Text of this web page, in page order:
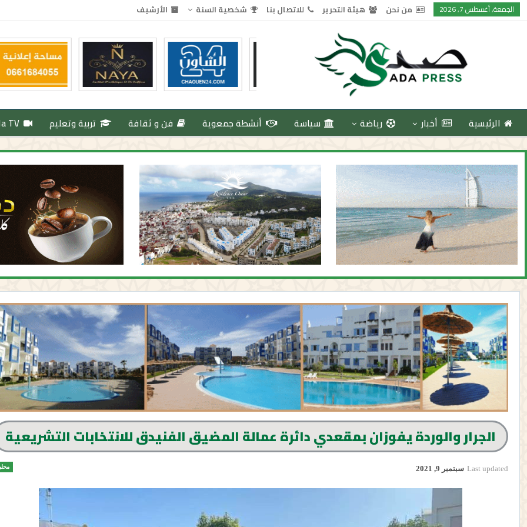
الجمعة, أغسطس 7, 2026 من نحن هيئة التحرير للاتصال بنا شخصية السنة الأرشيف
الرئيسية أخبار رياضة سياسة أنشطة جمعوية فن و ثقافة تربية وتعليم TV
الجرار والوردة يفوزان بمقعدي دائرة عمالة المضيق الفنيدق للانتخابات التشريعية
Last updated سبتمبر 9, 2021